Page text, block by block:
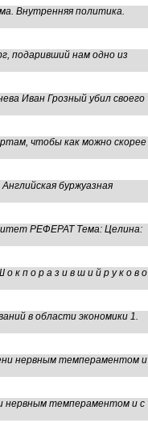
Внутренняя политика.
подаривший нам одно из
Иван Грозный убил своего
чтобы как можно скорее
буржуазная
РЕФЕРАТ Тема: Целина:
к п о р а з и в ш и й р у к о в о
в области экономики 1.
нервным темпераментом и
нервным темпераментом и с